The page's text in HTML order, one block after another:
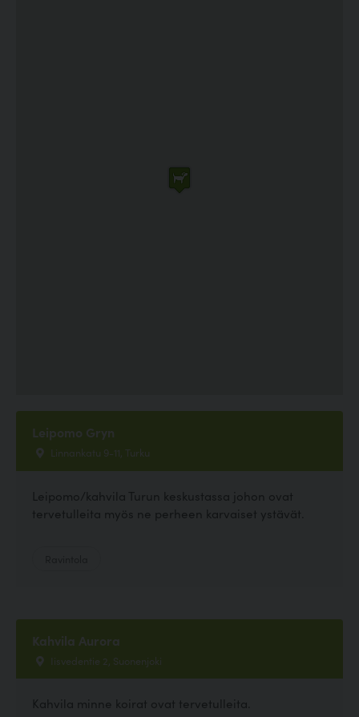
Leipomo Gryn
Linnankatu 9-11, Turku
Leipomo/kahvila Turun keskustassa johon ovat
tervetulleita myös ne perheen karvaiset ystävät.
Kahvila Aurora
Iisvedentie 2, Suonenjoki
Kahvila minne koirat ovat tervetulleita.